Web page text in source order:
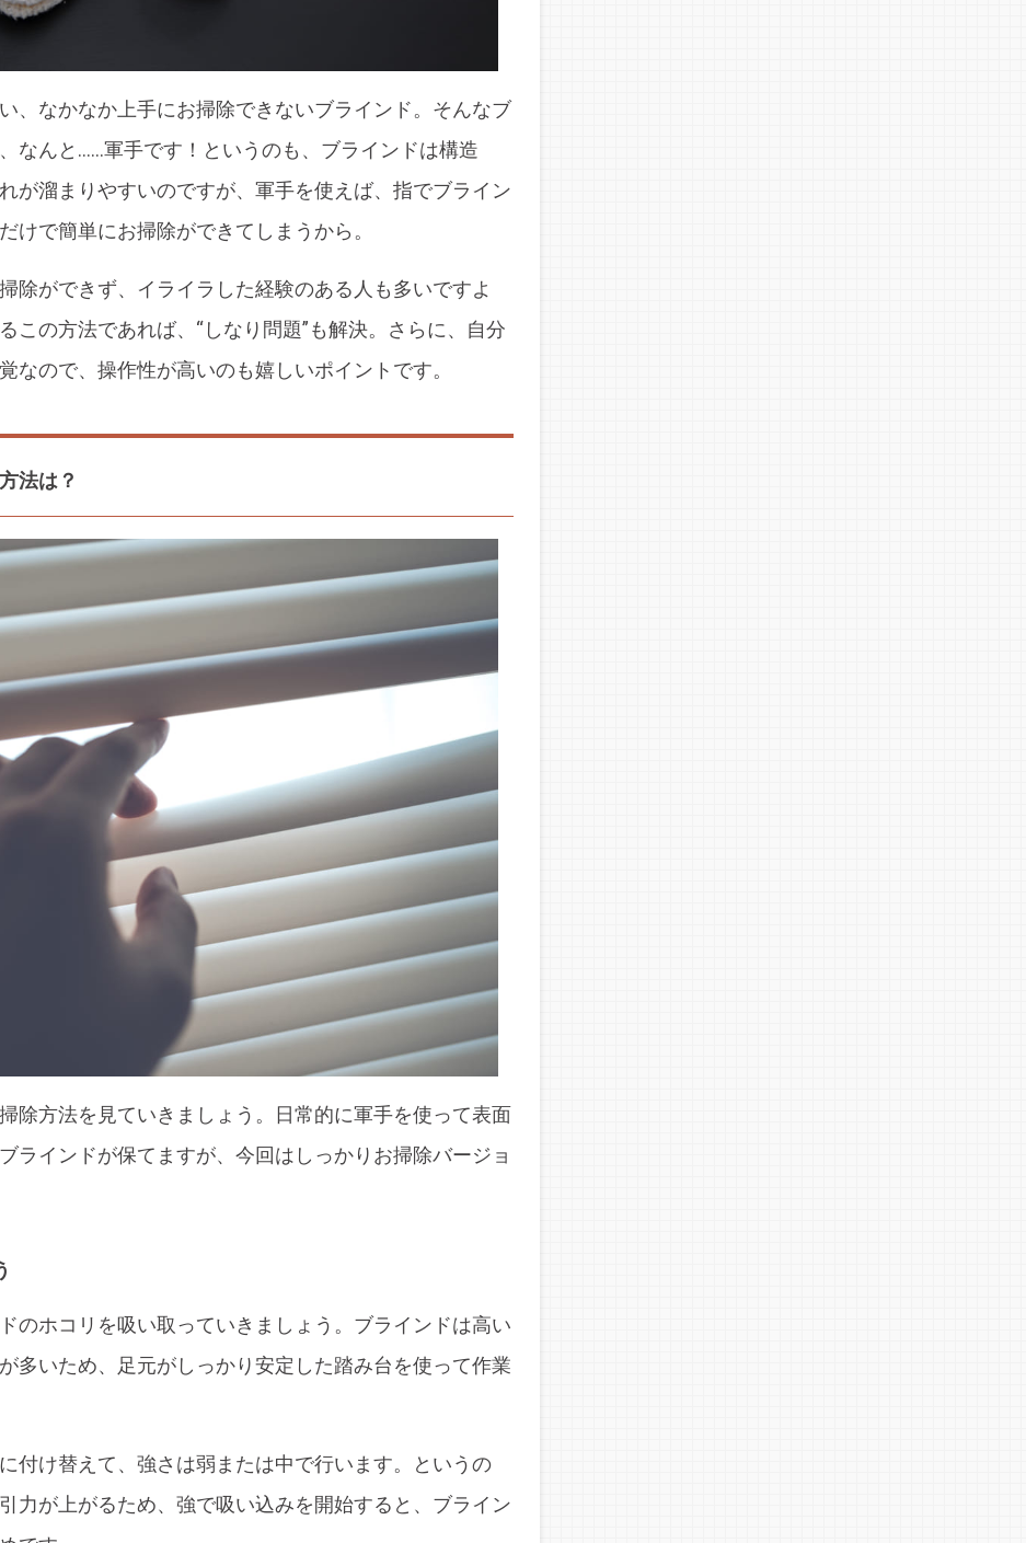
、なかなか上手にお掃除できないブラインド。そんなブ
なんと……軍手です！というのも、ブラインドは構造
が溜まりやすいのですが、軍手を使えば、指でブライン
けで簡単にお掃除ができてしまうから。
除ができず、イライラした経験のある人も多いですよ
この方法であれば、“しなり問題”も解決。さらに、自分
なので、操作性が高いのも嬉しいポイントです。
法は？
除方法を見ていきましょう。日常的に軍手を使って表面
ラインドが保てますが、今回はしっかりお掃除バージョ
のホコリを吸い取っていきましょう。ブラインドは高い
多いため、足元がしっかり安定した踏み台を使って作業
付け替えて、強さは弱または中で行います。というの
力が上がるため、強で吸い込みを開始すると、ブライン